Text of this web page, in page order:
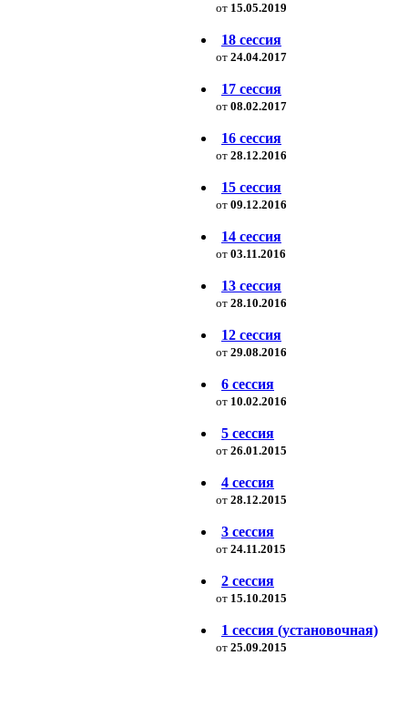
от 15.05.2019
18 сессия
от 24.04.2017
17 сессия
от 08.02.2017
16 сессия
от 28.12.2016
15 сессия
от 09.12.2016
14 сессия
от 03.11.2016
13 сессия
от 28.10.2016
12 сессия
от 29.08.2016
6 сессия
от 10.02.2016
5 сессия
от 26.01.2015
4 сессия
от 28.12.2015
3 сессия
от 24.11.2015
2 сессия
от 15.10.2015
1 сессия (установочная)
от 25.09.2015